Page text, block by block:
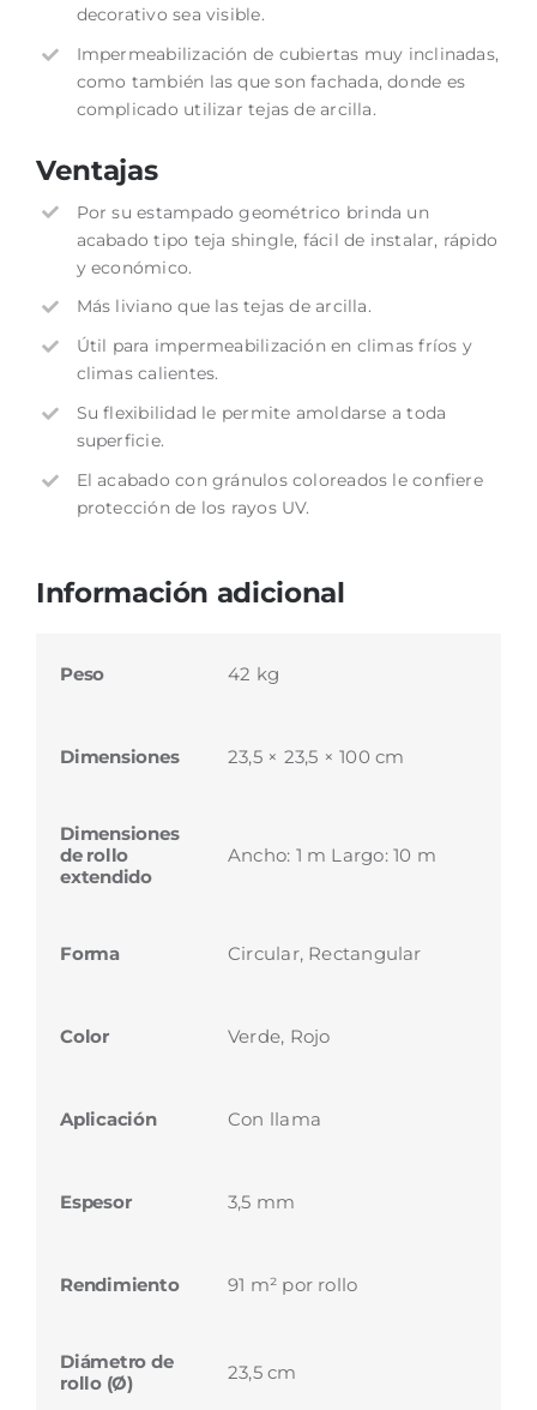
decorativo sea visible.
Impermeabilización de cubiertas muy inclinadas,
como también las que son fachada, donde es
complicado utilizar tejas de arcilla.
Ventajas
Por su estampado geométrico brinda un
acabado tipo teja shingle, fácil de instalar, rápido
y económico.
Más liviano que las tejas de arcilla.
Útil para impermeabilización en climas fríos y
climas calientes.
Su flexibilidad le permite amoldarse a toda
superficie.
El acabado con gránulos coloreados le confiere
protección de los rayos UV.
Información adicional
Peso 42 kg
Dimensiones 23,5 × 23,5 × 100 cm
Dimensiones
de rollo
extendido
Ancho: 1 m Largo: 10 m
Forma Circular, Rectangular
Color Verde, Rojo
Aplicación Con llama
Espesor 3,5 mm
Rendimiento 91 m² por rollo
Diámetro de
rollo (Ø)
23,5 cm